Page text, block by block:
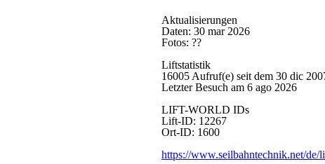
Aktualisierungen
Daten: 30 mar 2026
Fotos: ??
Liftstatistik
16005 Aufruf(e) seit dem 30 dic
Letzter Besuch am 6 ago 2026
LIFT-WORLD IDs
Lift-ID: 12267
Ort-ID: 1600
https://www.seilbahntechnik.net/de/